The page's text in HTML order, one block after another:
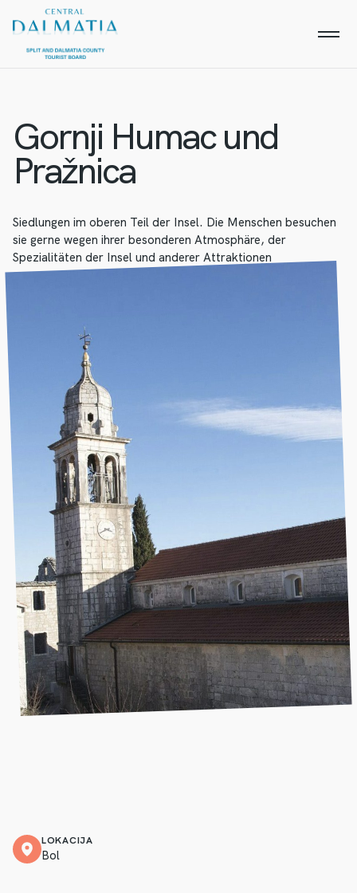
Gornji Humac und
Pražnica
Siedlungen im oberen Teil der Insel. Die Menschen besuchen
sie gerne wegen ihrer besonderen Atmosphäre, der
Spezialitäten der Insel und anderer Attraktionen
LOKACIJA
Bol